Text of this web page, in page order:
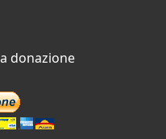
donazione